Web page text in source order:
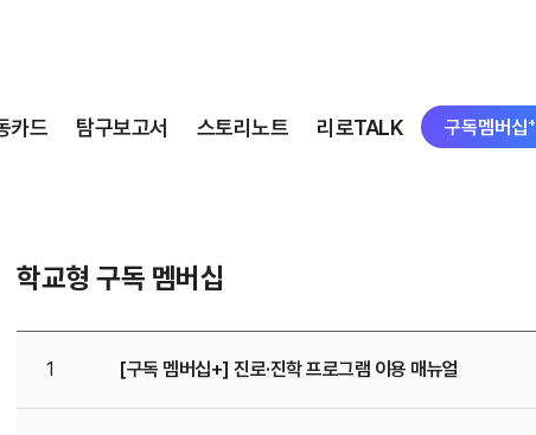
카드 탐구보고서 스토리노트 리로TALK 구독멤버십⁺
학교형 구독 멤버십
1 [구독 멤버십+] 진로·진학 프로그램 이용 매뉴얼